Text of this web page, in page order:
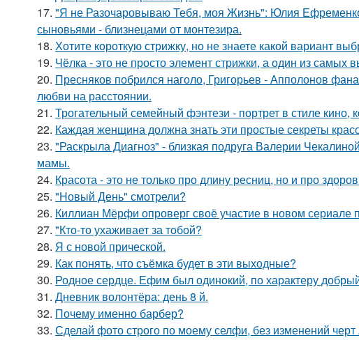
17. "Я не Разочаровываю Тебя, моя Жизнь": Юлия
сыновьями - близнецами от монтезира.
18. Хотите короткую стрижку, но не знаете какой вариант
19. Чёлка - это не просто элемент стрижки, а один из самых
20. Пресняков побрился наголо, Григорьев - Апполонов
любви на расстоянии.
21. Трогательный семейный фэнтези - портрет в стиле кино,
22. Каждая женщина должна знать эти простые секреты
23. "Раскрыла Диагноз" - близкая подруга Валерии
мамы.
24. Красота - это не только про длину ресниц, но и про
25. "Новый День" смотрели?
26. Киллиан Мёрфи опроверг своё участие в новом сериале
27. "Кто-то ухаживает за тобой?
28. Я с новой прической.
29. Как понять, что съёмка будет в эти выходные?
30. Родное сердце. Ефим был одинокий, по характеру
31. Дневник волонтёра: день 8 й.
32. Почему именно барбер?
33. Сделай фото строго по моему селфи, без изменений